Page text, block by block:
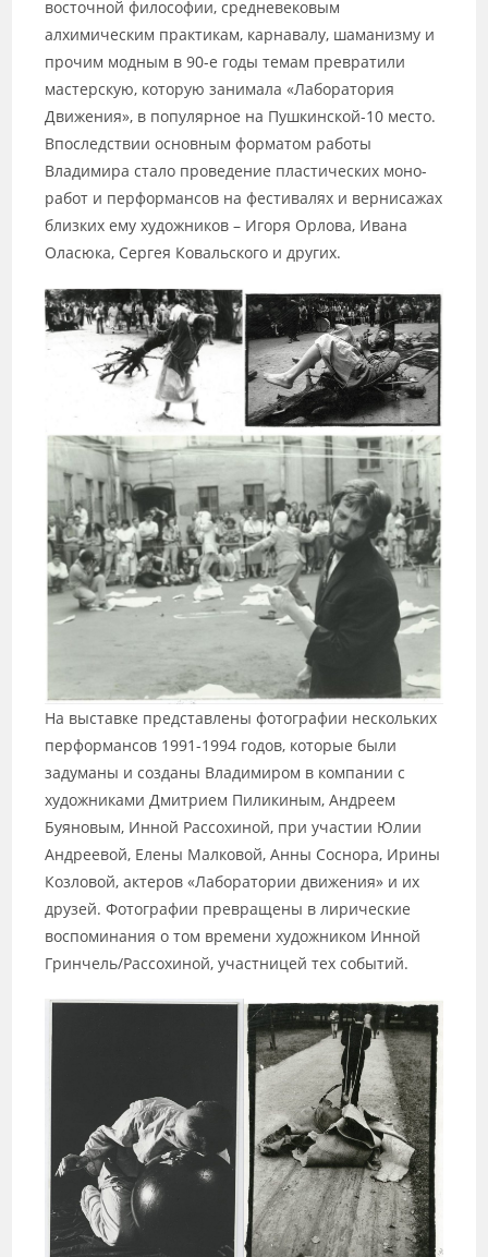
восточной философии, средневековым
алхимическим практикам, карнавалу, шаманизму и
прочим модным в 90-е годы темам превратили
мастерскую, которую занимала «Лаборатория
Движения», в популярное на Пушкинской-10 место.
Впоследствии основным форматом работы
Владимира стало проведение пластических моно-
работ и перформансов на фестивалях и вернисажах
близких ему художников – Игоря Орлова, Ивана
Оласюка, Сергея Ковальского и других.
На выставке представлены фотографии нескольких
перформансов 1991-1994 годов, которые были
задуманы и созданы Владимиром в компании с
художниками Дмитрием Пиликиным, Андреем
Буяновым, Инной Рассохиной, при участии Юлии
Андреевой, Елены Малковой, Анны Соснора, Ирины
Козловой, актеров «Лаборатории движения» и их
друзей. Фотографии превращены в лирические
воспоминания о том времени художником Инной
Гринчель/Рассохиной, участницей тех событий.